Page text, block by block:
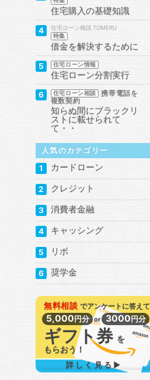
住宅購入の基礎知識
4
住宅ローン相談
特集
借金を解決するために
5 住宅ローン情報
住宅ローン分割実行
6 住宅ローン相談
携帯電話を
複数契約
知らぬ間にブラックリ
ストに載せられて
て・・
人気のカテゴリー
1 カードローン
2 クレジット
3 消費者金融
4 キャッシング
5 リボ
6 奨学金
無料相談 でアンケートに答えて
5,000円分 or 3000円分
ギフト券 を
もらおう！
詳しく見る▶